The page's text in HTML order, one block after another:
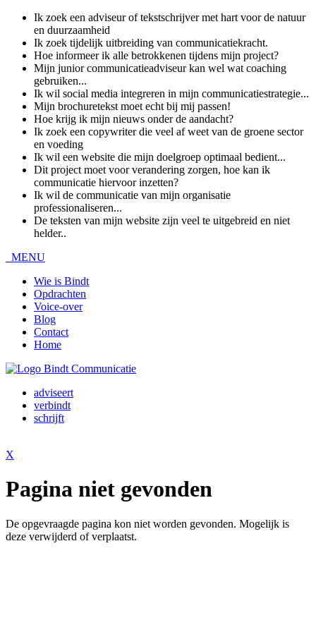
Ik zoek een adviseur of tekstschrijver met hart voor de natuur
en duurzaamheid
Ik zoek tijdelijk uitbreiding van communicatiekracht.
Hoe informeer ik alle betrokkenen tijdens mijn project?
Mijn junior communicatieadviseur kan wel wat coaching
gebruiken...
Ik wil social media integreren in mijn communicatiestrategie...
Mijn brochuretekst moet echt bij mij passen!
Hoe krijg ik mijn nieuws onder de aandacht?
Ik zoek een copywriter die veel af weet van de groene sector
en voeding
Ik wil een website die mijn doelgroep optimaal bedient...
Dit project moet voor verandering zorgen, hoe kan ik
communicatie hiervoor inzetten?
Ik wil de communicatie van mijn organisatie
professionaliseren...
De teksten van mijn website zijn veel te uitgebreid en niet
helder..
MENU
Wie is Bindt
Opdrachten
Voice-over
Blog
Contact
Home
adviseert
verbindt
schrijft
X
Pagina niet gevonden
De opgevraagde pagina kon niet worden gevonden. Mogelijk is
deze verwijderd of verplaatst.